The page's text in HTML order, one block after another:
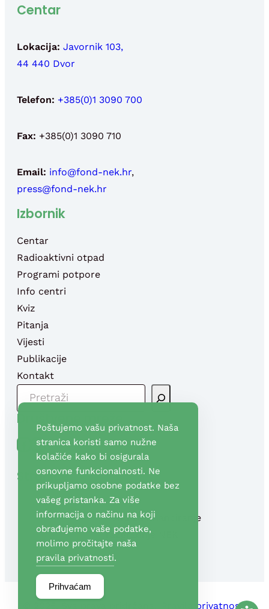
Centar
Lokacija: Javornik 103,
44 440 Dvor
Telefon: +385(0)1 3090 700
Fax: +385(0)1 3090 710
Email: info@fond-nek.hr,
press@fond-nek.hr
Izbornik
Centar
Radioaktivni otpad
Programi potpore
Info centri
Kviz
Pitanja
Vijesti
Publikacije
Kontakt
R
R
G
Društvene mreže
Facebook YouTube
Stranice
Fond za financiranje
razgradnje NEK
Pravila privatnosti
Poštujemo vašu privatnost. Naša
stranica koristi samo nužne
kolačiće kako bi osigurala
osnovne funkcionalnosti. Ne
prikupljamo osobne podatke bez
vašeg pristanka. Za više
informacija o načinu na koji
obrađujemo vaše podatke,
molimo pročitajte naša
pravila privatnosti.
Prihvaćam